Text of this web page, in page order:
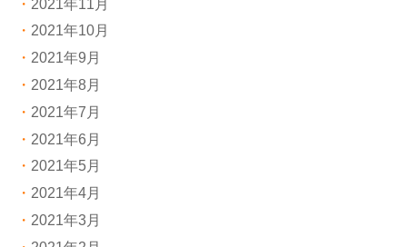
2021年11月
2021年10月
2021年9月
2021年8月
2021年7月
2021年6月
2021年5月
2021年4月
2021年3月